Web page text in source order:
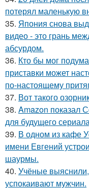
потерял маленькую
35. Япония снова
видео - это грань
абсурдом.
36. Кто бы мог
приставки может
по-настоящему
37. Вот такого
38. Amazon показал
для будущего
39. В одном из кафе
имени Евгений
шаурмы.
40. Учёные
успокаивают мужчин.